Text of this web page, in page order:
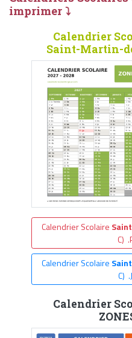
imprimer ⤵
Calendrier
Saint-Martin-
Calendrier Scolaire
C)
Calendrier Scolaire
C)
Calendrier